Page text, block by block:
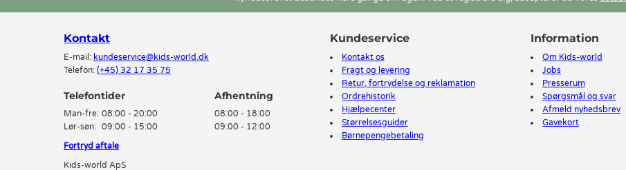
Kontakt
E-mail: kundeservice@kids-world.dk
Telefon: (+45) 32 17 35 75
Telefontider
Man-fre: 08:00 - 20:00
Lør-søn: 09:00 - 15:00
08:00 - 18:00
09:00 - 12:00
Fortryd aftale
Kids-world ApS
Kundeservice
Kontakt os
Fragt og levering
Retur, fortrydelse og reklamation
Ordrehistorik
Hjælpecenter
Størrelsesguider
Børnepengebetaling
Information
Om Kids-world
Jobs
Presserum
Spørgsmål og svar
Afmeld nyhedsbrev
Gavekort